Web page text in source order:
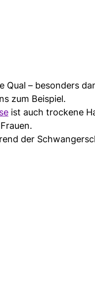
Qual – besonders
zum Beispiel.
ist auch trockene
der